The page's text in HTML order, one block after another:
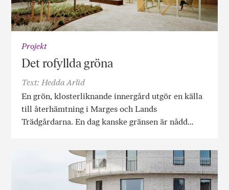
Projekt
Det rofyllda gröna
Text: Hedda Arlid
En grön, klosterliknande innergård utgör en källa
till återhämtning i Marges och Lands
Trädgårdarna. En dag kanske gränsen är nådd…